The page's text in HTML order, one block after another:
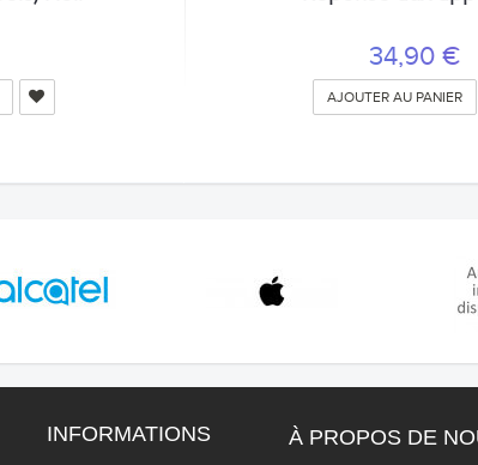
34,90 €
AJOUTER AU PANIER
INFORMATIONS À PROPOS DE